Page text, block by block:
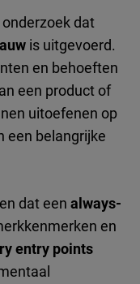
dat
is uitgevoerd.
en behoeften
een product of
uitoefenen op
een belangrijke
dat een always-
en
entry points